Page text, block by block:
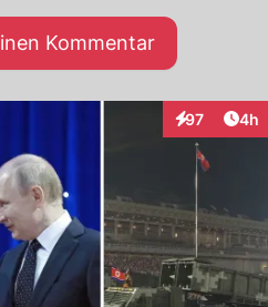
Kommentar
97
Interaktionen
4h